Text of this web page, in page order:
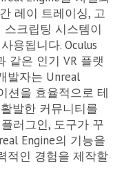
레이 트레이싱, 고
크립팅 시스템이
용됩니다. Oculus
같은 인기 VR 플랫
발자는 Unreal
션을 효율적으로 테
발한 커뮤니티를
러그인, 도구가 꾸
Engine의 기능을
적인 경험을 제작할